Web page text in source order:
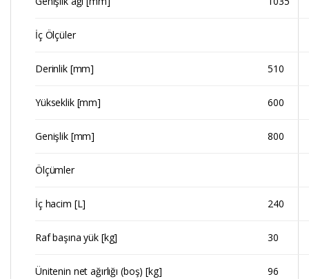
İç Ölçüler
Derinlik [mm] 510
Yükseklik [mm] 600
Genişlik [mm] 800
Ölçümler
İç hacim [L] 240
Raf başına yük [kg] 30
Ünitenin net ağırlığı (boş) [kg] 96